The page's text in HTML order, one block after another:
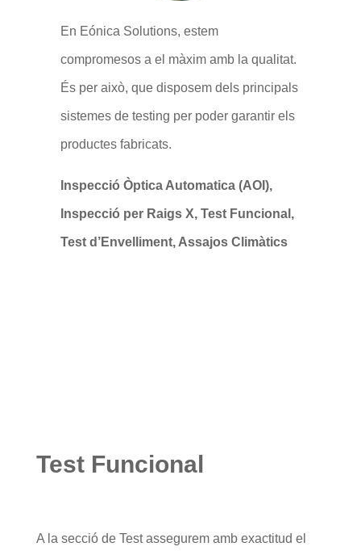
En Eónica Solutions, estem
compromesos a el màxim amb la qualitat.
És per això, que disposem dels principals
sistemes de testing per poder garantir els
productes fabricats.
Inspecció Òptica Automatica (AOI),
Inspecció per Raigs X, Test Funcional,
Test d’Envelliment, Assajos Climàtics
Test Funcional
A la secció de Test assegurem amb exactitud el